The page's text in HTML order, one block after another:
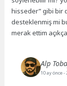
hisseder” gibi bir
desteklenmiş mi
merak ettim
Alp
10 ay önce-